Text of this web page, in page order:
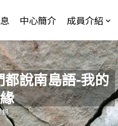
中心簡介 成員介紹
說南島語-我的
錦